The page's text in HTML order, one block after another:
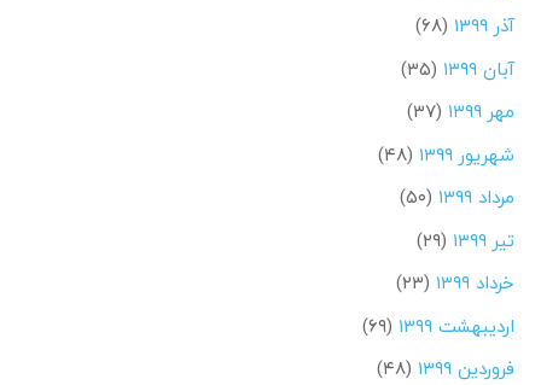
آذر ۱۳۹۹
(۶۸)
آبان ۱۳۹۹
(۳۵)
مهر ۱۳۹۹
(۳۷)
شهریور ۱۳۹۹
(۴۸)
مرداد ۱۳۹۹
(۵۰)
تیر ۱۳۹۹
(۲۹)
خرداد ۱۳۹۹
(۲۳)
اردیبهشت ۱۳۹۹
(۶۹)
فروردین ۱۳۹۹
(۴۸)